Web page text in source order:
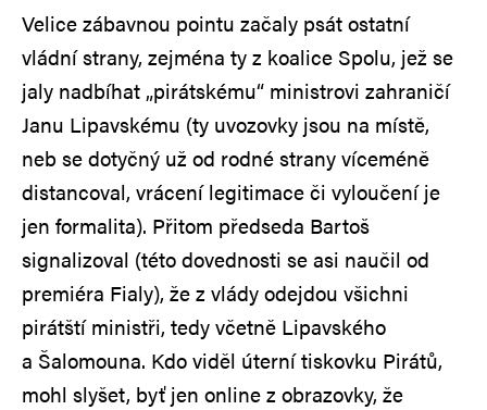
Velice zábavnou pointu začaly psát ostatní
vládní strany, zejména ty z koalice Spolu, jež se
jaly nadbíhat „pirátskému“ ministrovi zahraničí
Janu Lipavskému (ty uvozovky jsou na místě,
neb se dotyčný už od rodné strany víceméně
distancoval, vrácení legitimace či vyloučení je
jen formalita). Přitom předseda Bartoš
signalizoval (této dovednosti se asi naučil od
premiéra Fialy), že z vlády odejdou všichni
pirátští ministři, tedy včetně Lipavského
a Šalomouna. Kdo viděl úterní tiskovku Pirátů,
mohl slyšet, byť jen online z obrazovky, že